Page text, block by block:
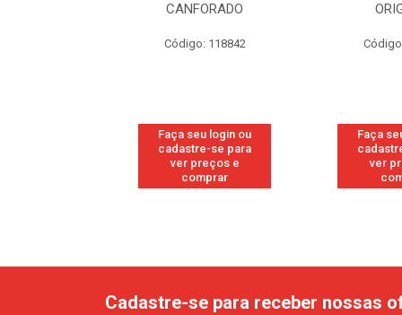
CANFORADO
Código: 118842
Faça seu login ou
cadastre-se para
ver preços e
comprar
Faça
ver
Cadastre-se para receber nossas